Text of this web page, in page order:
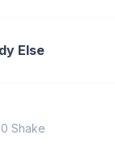
Else
Shake